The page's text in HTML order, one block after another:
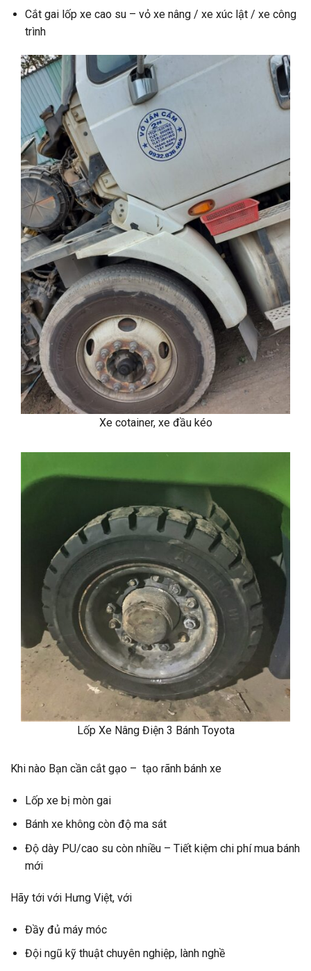
Cắt gai lốp xe cao su – vỏ xe nâng / xe xúc lật / xe công
trình
Xe cotainer, xe đầu kéo
Lốp Xe Nâng Điện 3 Bánh Toyota
Khi nào Bạn cần cắt gạo – tạo rãnh bánh xe
Lốp xe bị mòn gai
Bánh xe không còn độ ma sát
Độ dày PU/cao su còn nhiều – Tiết kiệm chi phí mua bánh
mới
Hãy tới với Hưng Việt, với
Đầy đủ máy móc
Đội ngũ kỹ thuật chuyên nghiệp, lành nghề